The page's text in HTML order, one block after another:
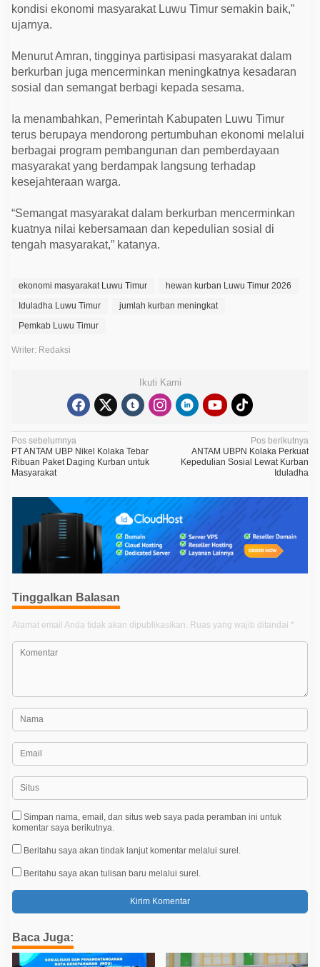
kondisi ekonomi masyarakat Luwu Timur semakin baik,”
ujarnya.
Menurut Amran, tingginya partisipasi masyarakat dalam
berkurban juga mencerminkan meningkatnya kesadaran
sosial dan semangat berbagi kepada sesama.
Ia menambahkan, Pemerintah Kabupaten Luwu Timur
terus berupaya mendorong pertumbuhan ekonomi melalui
berbagai program pembangunan dan pemberdayaan
masyarakat yang berdampak langsung terhadap
kesejahteraan warga.
“Semangat masyarakat dalam berkurban mencerminkan
kuatnya nilai kebersamaan dan kepedulian sosial di
tengah masyarakat,” katanya.
ekonomi masyarakat Luwu Timur
hewan kurban Luwu Timur 2026
Iduladha Luwu Timur
jumlah kurban meningkat
Pemkab Luwu Timur
Writer: Redaksi
Ikuti Kami
N
a
v
i
i
p
o
s
Pos sebelumnya
PT ANTAM UBP Nikel Kolaka Tebar
Ribuan Paket Daging Kurban untuk
Masyarakat
Pos berikutnya
ANTAM UBPN Kolaka Perkuat
Kepedulian Sosial Lewat Kurban
Iduladha
Tinggalkan Balasan
Alamat email Anda tidak akan dipublikasikan. Ruas yang wajib ditandai *
Simpan nama, email, dan situs web saya pada peramban ini untuk
komentar saya berikutnya.
Beritahu saya akan tindak lanjut komentar melalui surel.
Beritahu saya akan tulisan baru melalui surel.
Baca Juga: